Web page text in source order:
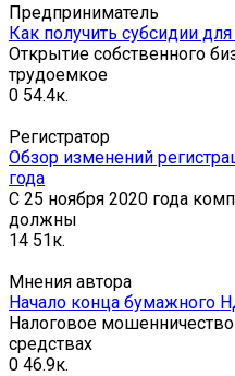
Предприниматель
Как получить субсидии
Открытие собственного
трудоемкое
0 54.4к.
Регистратор
Обзор изменений
года
С 25 ноября 2020 года
должны
14 51к.
Мнения автора
Начало конца бумажного
Налоговое
средствах
0 46.9к.